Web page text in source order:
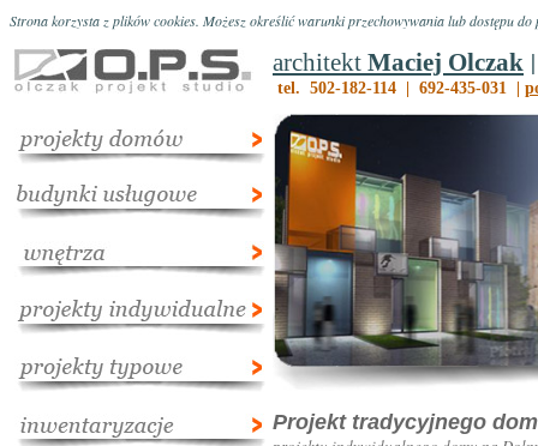
Strona korzysta z plików cookies. Możesz określić warunki przechowywania lub dostępu
architekt Maciej Olczak
tel. 502-182-114 | 692-435-031 |
Projekt tradycyjnego